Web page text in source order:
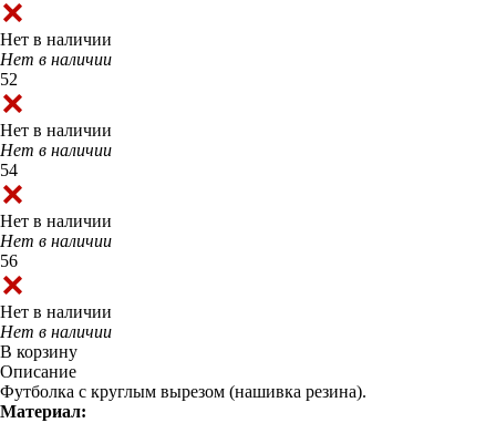
Нет в наличии
Нет в наличии
52
Нет в наличии
Нет в наличии
54
Нет в наличии
Нет в наличии
56
Нет в наличии
Нет в наличии
В корзину
Описание
Футболка с круглым вырезом (нашивка резина).
Материал: